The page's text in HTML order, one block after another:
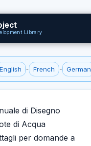
Library
English - French - German
di Disegno
di Acqua
per domande a